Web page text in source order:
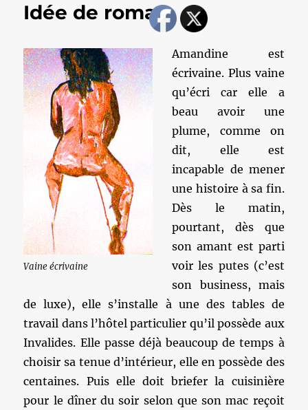
Idée de roman.
Vaine écrivaine
Amandine est
écrivaine. Plus vaine
qu’écri car elle a
beau avoir une
plume, comme on
dit, elle est
incapable de mener
une histoire à sa fin.
Dès le matin,
pourtant, dès que
son amant est parti
voir les putes (c’est
son business, mais
de luxe), elle s’installe à une des tables de
travail dans l’hôtel particulier qu’il possède aux
Invalides. Elle passe déjà beaucoup de temps à
choisir sa tenue d’intérieur, elle en possède des
centaines. Puis elle doit briefer la cuisinière
pour le dîner du soir selon que son mac reçoit